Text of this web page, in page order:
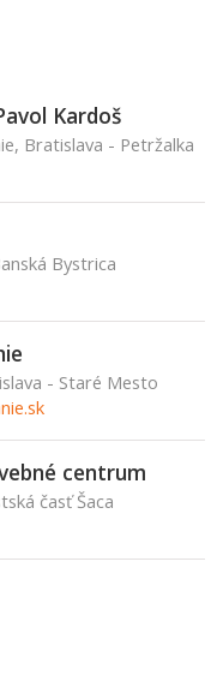
Kardoš
Bratislava - Petržalka
Bystrica
- Staré Mesto
centrum
časť Šaca